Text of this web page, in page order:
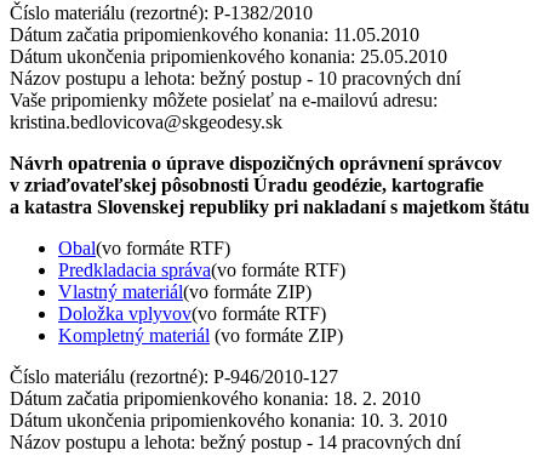
Číslo materiálu (rezortné): P-1382/2010
Dátum začatia pripomienkového konania: 11.05.2010
Dátum ukončenia pripomienkového konania: 25.05.2010
Názov postupu a lehota: bežný postup - 10 pracovných dní
Vaše pripomienky môžete posielať na e-mailovú adresu:
kristina.bedlovicova@skgeodesy.sk
Návrh opatrenia o úprave dispozičných oprávnení správcov
v zriaďovateľskej pôsobnosti Úradu geodézie, kartografie
a katastra Slovenskej republiky pri nakladaní s majetkom štátu
Obal(vo formáte RTF)
Predkladacia správa(vo formáte RTF)
Vlastný materiál(vo formáte ZIP)
Doložka vplyvov(vo formáte RTF)
Kompletný materiál (vo formáte ZIP)
Číslo materiálu (rezortné): P-946/2010-127
Dátum začatia pripomienkového konania: 18. 2. 2010
Dátum ukončenia pripomienkového konania: 10. 3. 2010
Názov postupu a lehota: bežný postup - 14 pracovných dní